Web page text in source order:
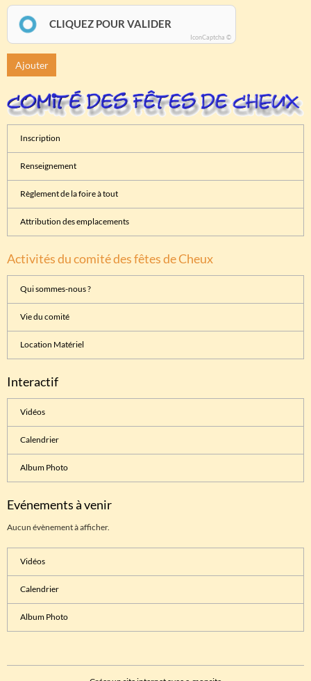
CLIQUEZ POUR VALIDER
IconCaptcha ©
Ajouter
Inscription
Renseignement
Règlement de la foire à tout
Attribution des emplacements
Activités du comité des fêtes de Cheux
Qui sommes-nous ?
Vie du comité
Location Matériel
Interactif
Vidéos
Calendrier
Album Photo
Evénements à venir
Aucun évènement à afficher.
Vidéos
Calendrier
Album Photo